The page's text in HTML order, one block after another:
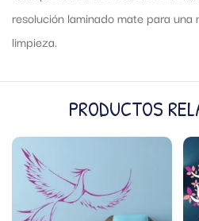
resolución laminado mate para
limpieza.
PRODUCTOS